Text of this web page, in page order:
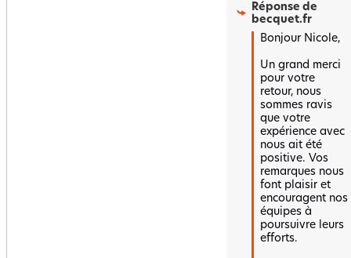
Réponse de
becquet.fr
Bonjour Nicole,
Un grand merci
pour votre
retour, nous
sommes ravis
que votre
expérience avec
nous ait été
positive. Vos
remarques nous
font plaisir et
encouragent nos
équipes à
poursuivre leurs
efforts.